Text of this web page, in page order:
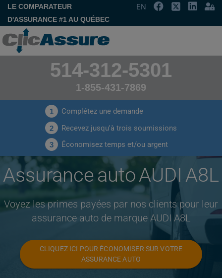
LE COMPARATEUR
D'ASSURANCE #1 AU QUÉBEC
EN
514-312-5301
1-855-431-7869
1 Complétez une demande
2 Recevez jusqu'à trois soumissions
3 Économisez temps et/ou argent
Assurance auto AUDI A8L
Voyez les primes payées par nos clients pour leur
assurance auto de marque AUDI A8L
CLIQUEZ ICI POUR ÉCONOMISER SUR VOTRE
ASSURANCE AUTO